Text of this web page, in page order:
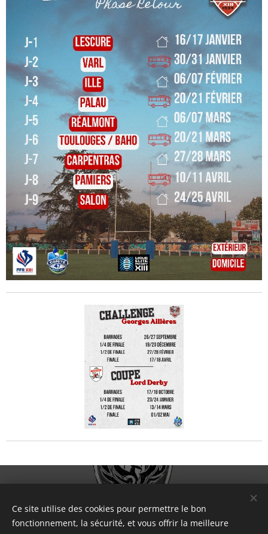
Ce site utilise des cookies pour permettre le bon
fonctionnement, la sécurité, et vous offrir la meilleure